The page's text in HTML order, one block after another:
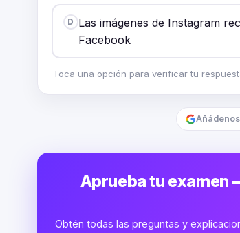
D Las imágenes de Instagram
Facebook
Toca una opción para verificar tu
Aprueba tu examen
Obtén todas las preguntas y